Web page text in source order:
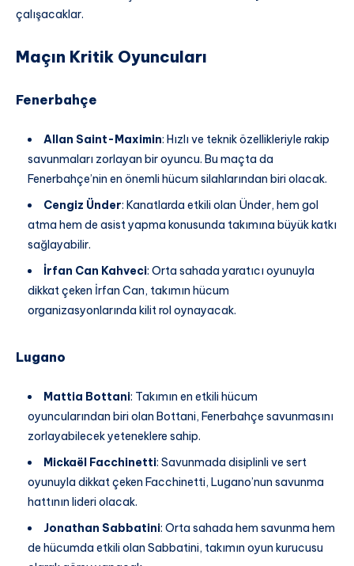
çalışacaklar.
Maçın Kritik Oyuncuları
Fenerbahçe
Allan Saint-Maximin: Hızlı ve teknik özellikleriyle rakip
savunmaları zorlayan bir oyuncu. Bu maçta da
Fenerbahçe’nin en önemli hücum silahlarından biri olacak.
Cengiz Ünder: Kanatlarda etkili olan Ünder, hem gol
atma hem de asist yapma konusunda takımına büyük katkı
sağlayabilir.
İrfan Can Kahveci: Orta sahada yaratıcı oyunuyla
dikkat çeken İrfan Can, takımın hücum
organizasyonlarında kilit rol oynayacak.
Lugano
Mattia Bottani: Takımın en etkili hücum
oyuncularından biri olan Bottani, Fenerbahçe savunmasını
zorlayabilecek yeteneklere sahip.
Mickaël Facchinetti: Savunmada disiplinli ve sert
oyunuyla dikkat çeken Facchinetti, Lugano’nun savunma
hattının lideri olacak.
Jonathan Sabbatini: Orta sahada hem savunma hem
de hücumda etkili olan Sabbatini, takımın oyun kurucusu